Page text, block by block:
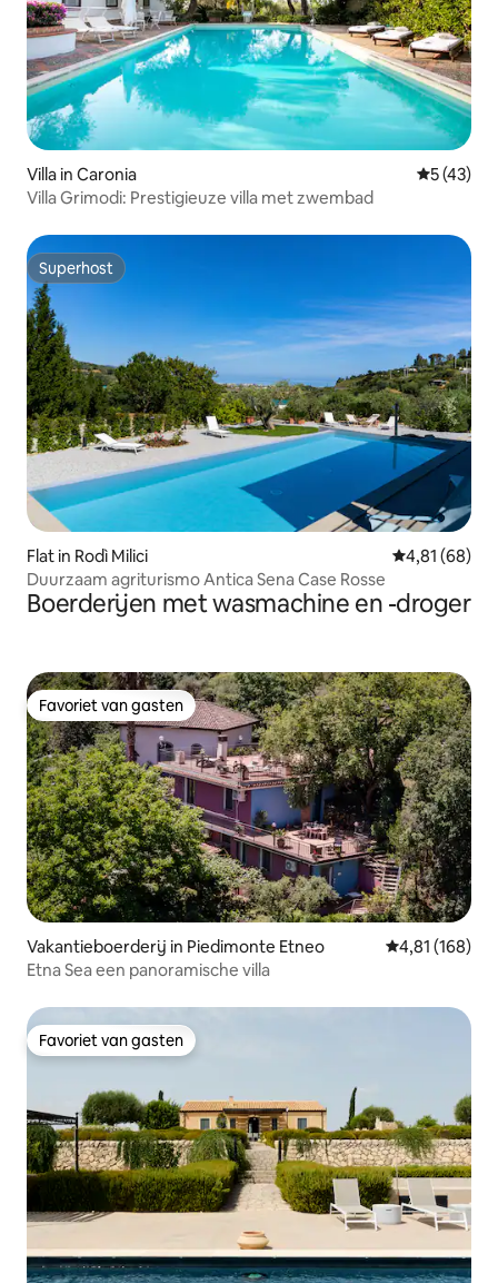
Villa in Caronia
5 (43)
Villa Grimodi: Prestigieuze villa met zwembad
Superhost
Superhost
Flat in Rodì Milici Gemiddelde
4,81 (68)
Duurzaam agriturismo Antica Sena Case Rosse
Boerderijen met wasmachine en -droger
Favoriet van gasten
Favoriet van gasten
Vakantieboerderij in Piedimonte Etneo Gemiddelde
4,81 (168)
Etna Sea een panoramische villa
Favoriet van gasten
Favoriet van gasten